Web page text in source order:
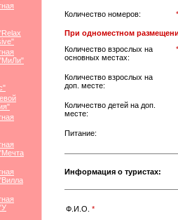
Количество номеров: *
При одноместном
Количество взрослых на
основных местах:
*
Количество взрослых на
доп. месте:
Количество детей на доп.
месте:
Питание:
Информация о туристах:
Ф.И.О. *